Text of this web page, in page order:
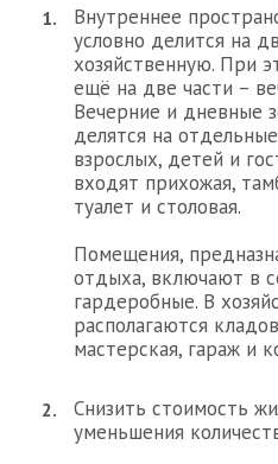
Внутреннее
условно делится на
хозяйственную. При
ещё на две части –
Вечерние и дневные
делятся на
взрослых, детей и
входят прихожая,
туалет и столовая.
Помещения,
отдыха, включают в
гардеробные. В
располагаются
мастерская, гараж и
Снизить стоимость
уменьшения